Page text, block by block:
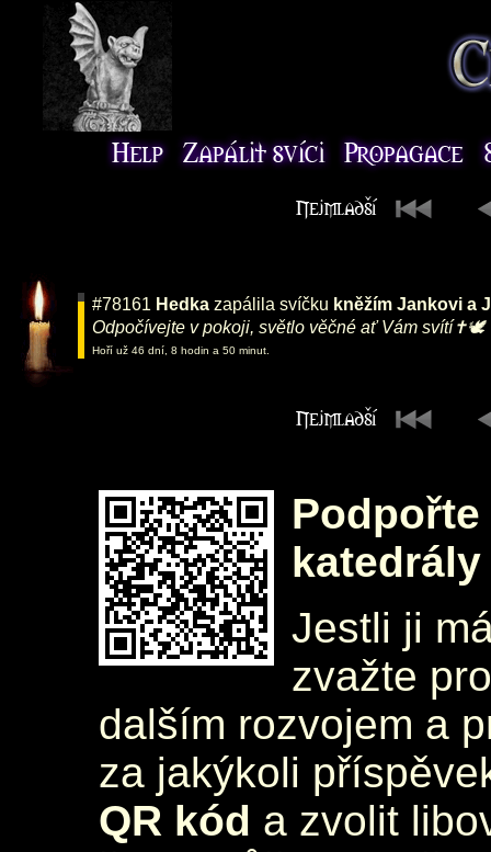
#78161 Hedka zapálila svíčku kněžím Jankovi a
Odpočívejte v pokoji, světlo věčné ať Vám svítí✝️🕊️
Hoří už 46 dní, 8 hodin a 50 minut.
katedrály
Jestli ji
zvažte
dalším rozvojem a
za jakýkoli
QR kód a zvolit